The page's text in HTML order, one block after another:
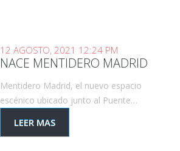
12 AGOSTO, 2021 12:24 PM
NACE MENTIDERO MADRID
Mentidero Madrid, el nuevo espacio
escénico ubicado junto al Puente…
LEER MAS